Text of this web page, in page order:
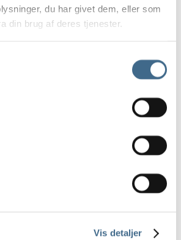
du har givet dem, eller som
din brug af deres tjenester.
Vis detaljer
Ester & Erik 32 cm.